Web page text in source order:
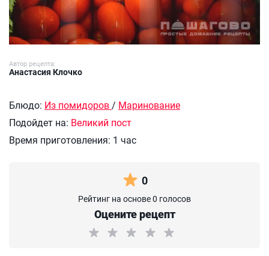
Автор рецепта:
Анастасия Клочко
Блюдо: Из помидоров / Маринование
Подойдет на: Великий пост
Время приготовления: 1 час
0
Рейтинг на основе 0 голосов
Оцените рецепт